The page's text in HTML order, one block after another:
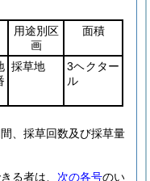
用途別区
画
面積
採草地
3ヘクター
ル
、採草回数及び採草量
る者は、 次の各号のい